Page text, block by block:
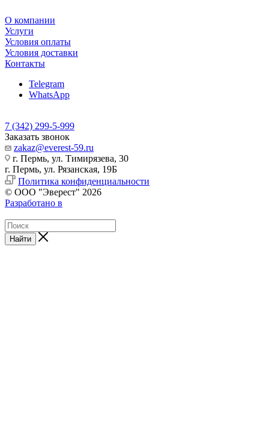
О компании
Услуги
Условия оплаты
Условия доставки
Контакты
Telegram
WhatsApp
7 (342) 299-5-999
Заказать звонок
zakaz@everest-59.ru
г. Пермь, ул. Тимирязева, 30
г. Пермь, ул. Рязанская, 19Б
Политика конфиденциальности
© ООО "Эверест" 2026
Разработано в
Найти